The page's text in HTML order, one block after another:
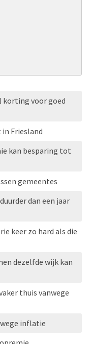
korting voor goed
Friesland
kan besparing tot
gemeentes
dan een jaar
keer zo hard als die
dezelfde wijk kan
thuis vanwege
inflatie